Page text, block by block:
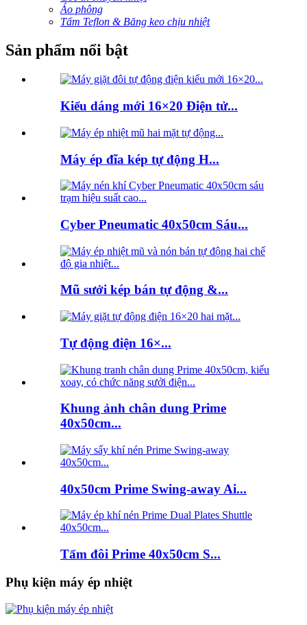
Áo phông
Tấm Teflon & Băng keo chịu nhiệt
Sản phẩm nổi bật
Kiểu dáng mới 16×20 Điện tử...
Máy ép đĩa kép tự động H...
Cyber ​​Pneumatic 40x50cm Sáu...
Mũ sưởi kép bán tự động &...
Tự động điện 16×...
Khung ảnh chân dung Prime
40x50cm...
40x50cm Prime Swing-away Ai...
Tấm đôi Prime 40x50cm S...
Phụ kiện máy ép nhiệt